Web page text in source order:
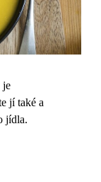
je
jí také a
jídla.